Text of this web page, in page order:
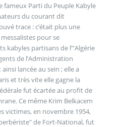
fameux Parti du Peuple Kabyle
du courant dit
trace : c’était plus une
pour se
kabyles partisans de l’"Algérie
de l’Administration
lancée au sein ; elle a
et très vite elle gagne la
fut écartée au profit de
Ce même Krim Belkacem
victimes, en novembre 1954,
de Fort-National, fut